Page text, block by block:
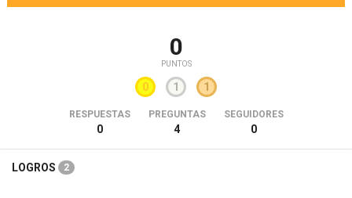
0
PUNTOS
0 1 1
RESPUESTAS
0
PREGUNTAS
4
SEGUIDORES
0
LOGROS 2